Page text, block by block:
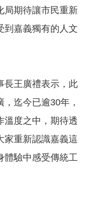
局期待讓市民重新
到嘉義獨有的人文
長王廣禮表示，此
迄今已逾30年，
溫度之中，期待透
家重新認識嘉義這
體驗中感受傳統工